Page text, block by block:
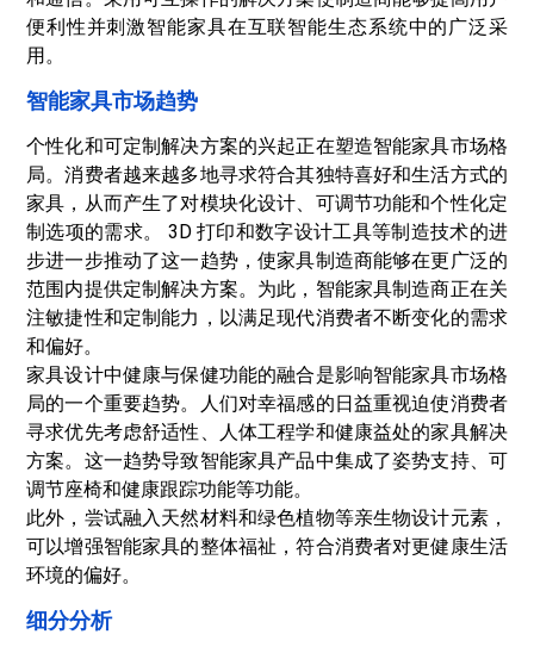
便利性并刺激智能家具在互联智能生态系统中的广泛采
用。
智能家具市场趋势
个性化和可定制解决方案的兴起正在塑造智能家具市场格
局。消费者越来越多地寻求符合其独特喜好和生活方式的
家具，从而产生了对模块化设计、可调节功能和个性化定
制选项的需求。 3D 打印和数字设计工具等制造技术的进
步进一步推动了这一趋势，使家具制造商能够在更广泛的
范围内提供定制解决方案。为此，智能家具制造商正在关
注敏捷性和定制能力，以满足现代消费者不断变化的需求
和偏好。
家具设计中健康与保健功能的融合是影响智能家具市场格
局的一个重要趋势。人们对幸福感的日益重视迫使消费者
寻求优先考虑舒适性、人体工程学和健康益处的家具解决
方案。这一趋势导致智能家具产品中集成了姿势支持、可
调节座椅和健康跟踪功能等功能。
此外，尝试融入天然材料和绿色植物等亲生物设计元素，
可以增强智能家具的整体福祉，符合消费者对更健康生活
环境的偏好。
细分分析